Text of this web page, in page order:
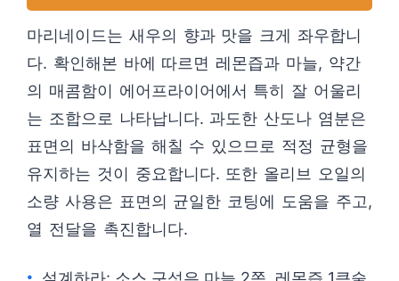
마리네이드는 새우의 향과 맛을 크게 좌우합니
다. 확인해본 바에 따르면 레몬즙과 마늘, 약간
의 매콤함이 에어프라이어에서 특히 잘 어울리
는 조합으로 나타납니다. 과도한 산도나 염분은
표면의 바삭함을 해칠 수 있으므로 적정 균형을
유지하는 것이 중요합니다. 또한 올리브 오일의
소량 사용은 표면의 균일한 코팅에 도움을 주고,
열 전달을 촉진합니다.